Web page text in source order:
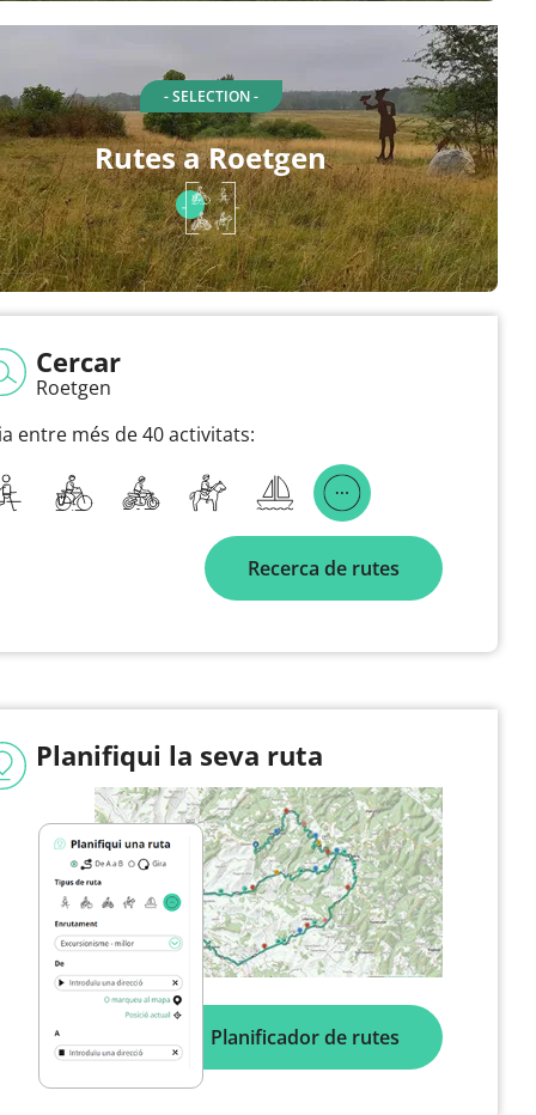
- SELECTION -
Rutes a Roetgen
Cercar
Roetgen
entre més de 40 activitats:
Recerca de rutes
Planifiqui la seva ruta
Planificador de rutes